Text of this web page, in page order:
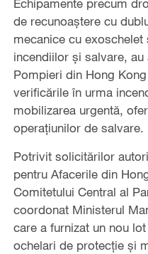
Echipamente precum
de recunoaștere cu
mecanice cu
incendiilor și salvare,
Pompieri din Hong
verificările în urma
mobilizarea urgentă,
operațiunilor de salvare.
Potrivit solicitărilor
pentru Afacerile din
Comitetului Central al
coordonat Ministerul
care a furnizat un nou
ochelari de protecție și